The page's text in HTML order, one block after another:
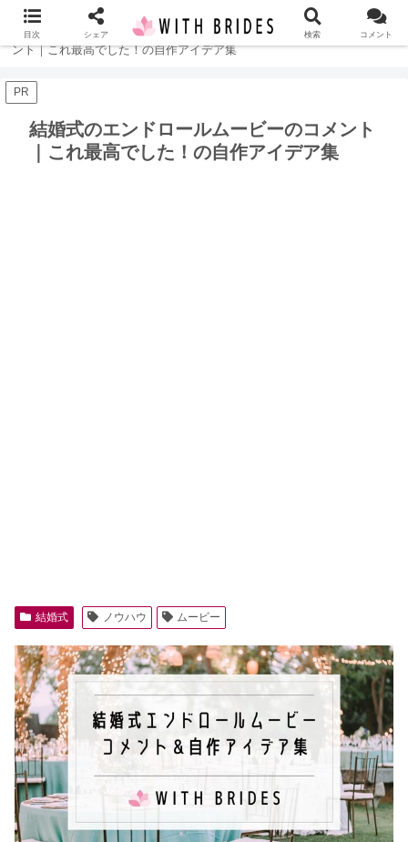
ホーム 結婚式
結婚式のエンドロールムービーのコメ
ント｜これ最高でした！の自作アイデア集
PR
結婚式のエンドロールムービーのコメント
｜これ最高でした！の自作アイデア集
結婚式 ノウハウ ムービー
目次 シェア 検索 コメント